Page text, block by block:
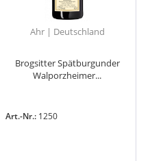
Ahr | Deutschland
Brogsitter Spätburgunder
Walporzheimer...
Art.-Nr.: 1250